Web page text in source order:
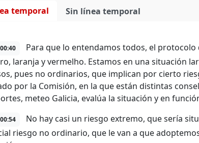
temporal Sin línea temporal
Para que lo entendamos todos, el
laranja y vermelho. Estamos en una situación
pues no ordinarios, que implican por cierto
por la Comisión, en la que están distintas
meteo Galicia, evalúa la situación y en
No hay casi un riesgo extremo, que sería
riesgo no ordinario, que le van a que